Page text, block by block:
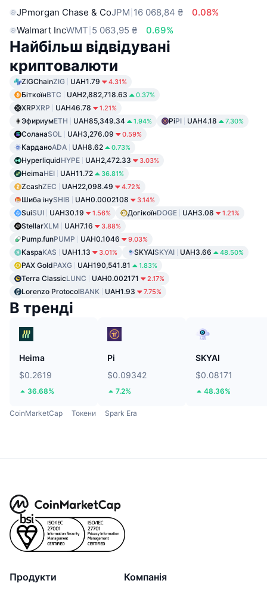
JPmorgan Chase & CoJPM 16 068,84 ₴
0.08%
Walmart IncWMT 5 063,95 ₴ 0.69%
Найбільш відвідувані
криптовалюти
ZIGChainZIG UAH1.79 4.31%
БіткоїнBTC UAH2,882,718.63 0.37%
XRPXRP UAH46.78 1.21%
ЭфириумETH UAH85,349.34 1.94% PiPI UAH4.18 7.30%
СоланаSOL UAH3,276.09 0.59%
КарданоADA UAH8.62 0.73%
HyperliquidHYPE UAH2,472.33 3.03%
HeimaHEI UAH11.72 36.81%
ZcashZEC UAH22,098.49 4.72%
Шиба інуSHIB UAH0.0002108 3.14%
SuiSUI UAH30.19 1.56% ДогікоїнDOGE UAH3.08 1.21%
StellarXLM UAH7.16 3.88%
Pump.funPUMP UAH0.1046 9.03%
KaspaKAS UAH1.13 3.01% SKYAISKYAI UAH3.66 48.50%
PAX GoldPAXG UAH190,541.81 1.83%
Terra ClassicLUNC UAH0.002171 2.17%
Lorenzo ProtocolBANK UAH1.93 7.75%
В тренді
Heima
$0.2619
36.68%
Pi
$0.09342
7.2%
SKYAI
$0.08171
48.36%
CoinMarketCap Токени Spark Era
Продукти Компанія